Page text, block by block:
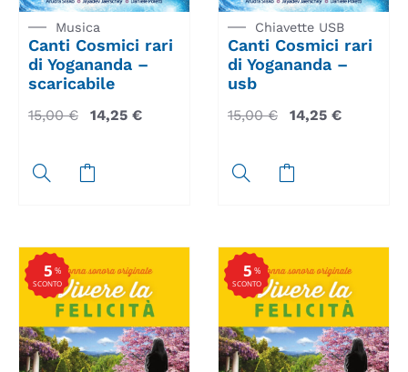
Musica
Canti Cosmici rari
di Yogananda –
scaricabile
15,00€ 14,25 €
Chiavette USB
Canti Cosmici rari
di Yogananda –
usb
15,00€ 14,25 €
%
SCONTO
5 %
SCONTO
5